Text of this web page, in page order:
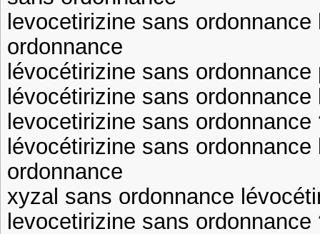
levocetirizine sans
ordonnance
lévocétirizine sans
lévocétirizine sans
levocetirizine sans
lévocétirizine sans
ordonnance
xyzal sans ordonnance
levocetirizine sans